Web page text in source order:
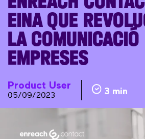
EINA QUE
LA
EMPRESES
Product User
05/09/2023 3 min